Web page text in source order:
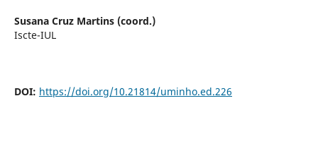
Susana Cruz Martins (coord.)
Iscte-IUL
DOI: https://doi.org/10.21814/uminho.ed.226